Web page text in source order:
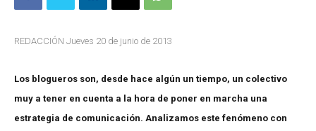
REDACCIÓN Jueves 20 de junio de 2013
Los blogueros son, desde hace algún un tiempo, un colectivo
muy a tener en cuenta a la hora de poner en marcha una
estrategia de comunicación. Analizamos este fenómeno con